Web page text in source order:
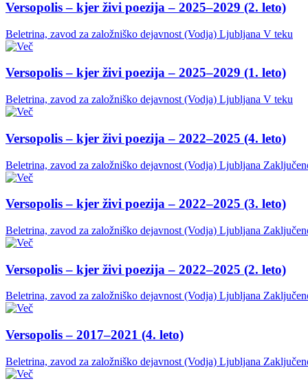
Versopolis – kjer živi poezija – 2025–2029 (2. leto)
Beletrina, zavod za založniško dejavnost (Vodja) Ljubljana V teku
Versopolis – kjer živi poezija – 2025–2029 (1. leto)
Beletrina, zavod za založniško dejavnost (Vodja) Ljubljana V teku
Versopolis – kjer živi poezija – 2022–2025 (4. leto)
Beletrina, zavod za založniško dejavnost (Vodja) Ljubljana
Versopolis – kjer živi poezija – 2022–2025 (3. leto)
Beletrina, zavod za založniško dejavnost (Vodja) Ljubljana
Versopolis – kjer živi poezija – 2022–2025 (2. leto)
Beletrina, zavod za založniško dejavnost (Vodja) Ljubljana
Versopolis – 2017–2021 (4. leto)
Beletrina, zavod za založniško dejavnost (Vodja) Ljubljana